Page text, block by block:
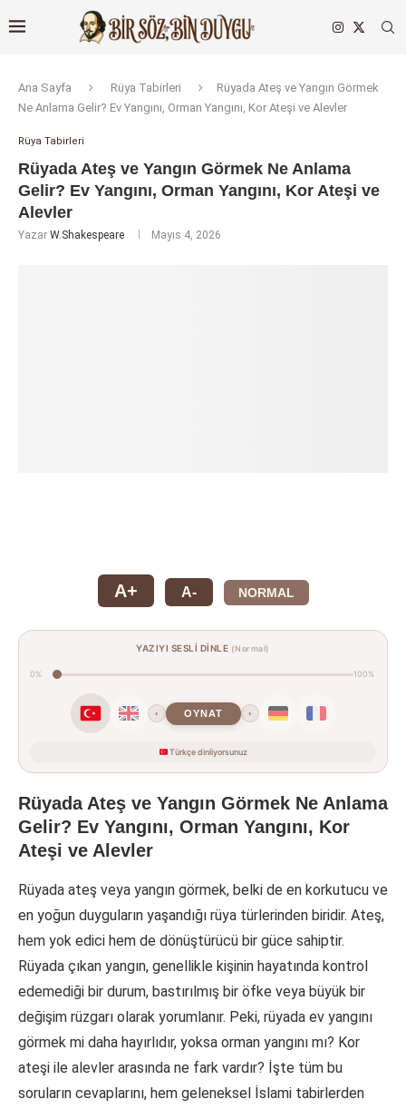
Ana Sayfa Rüya Tabirleri
Rüyada Ateş ve Yangın Görmek
Ne Anlama Gelir? Ev Yangını, Orman Yangını, Kor Ateşi ve Alevler
Rüya Tabirleri
Rüyada Ateş ve Yangın Görmek Ne Anlama
Gelir? Ev Yangını, Orman Yangını, Kor Ateşi ve
Alevler
Yazar W.Shakespeare Mayıs 4, 2026
A+ A- NORMAL
YAZIYI SESLİ DİNLE (Normal)
0% 100%
‹ OYNAT ›
Türkçe dinliyorsunuz
Rüyada Ateş ve Yangın Görmek Ne Anlama
Gelir? Ev Yangını, Orman Yangını, Kor
Ateşi ve Alevler
Rüyada ateş veya yangın görmek, belki de en korkutucu ve
en yoğun duyguların yaşandığı rüya türlerinden biridir. Ateş,
hem yok edici hem de dönüştürücü bir güce sahiptir.
Rüyada çıkan yangın, genellikle kişinin hayatında kontrol
edemediği bir durum, bastırılmış bir öfke veya büyük bir
değişim rüzgarı olarak yorumlanır. Peki, rüyada ev yangını
görmek mi daha hayırlıdır, yoksa orman yangını mı? Kor
ateşi ile alevler arasında ne fark vardır? İşte tüm bu
soruların cevaplarını, hem geleneksel İslami tabirlerden